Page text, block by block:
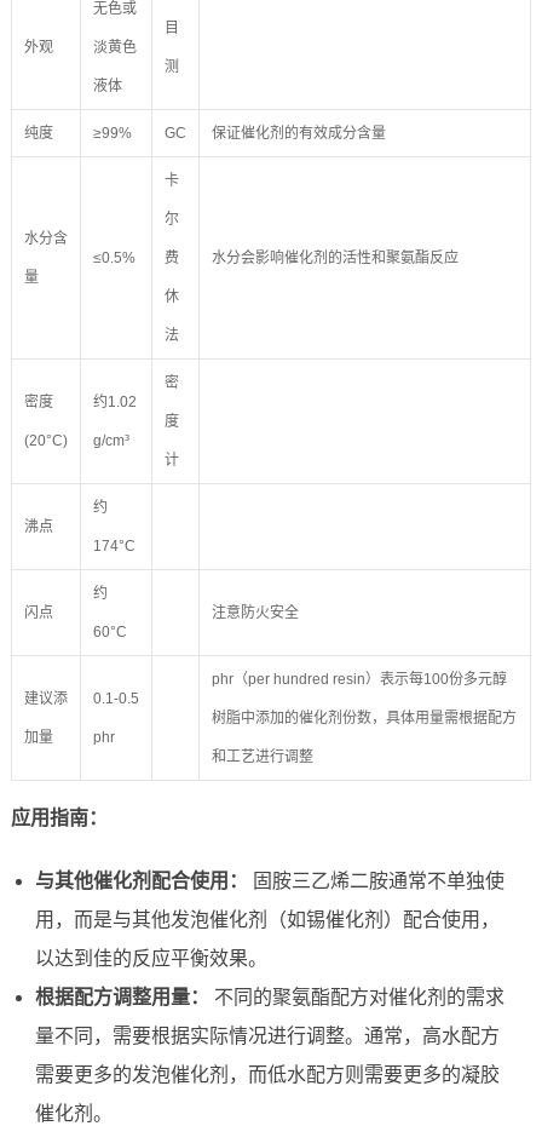
外观
无色或
淡黄色
液体
目
测
纯度 ≥99% GC 保证催化剂的有效成分含量
水分含
量
≤0.5%
卡
尔
费
休
法
水分会影响催化剂的活性和聚氨酯反应
密度
(20°C)
约1.02
g/cm³
密
度
计
沸点
约
174°C
闪点
约
60°C
注意防火安全
建议添
加量
0.1-0.5
phr
phr（per hundred resin）表示每100份多元醇
树脂中添加的催化剂份数，具体用量需根据配方
和工艺进行调整
应用指南：
与其他催化剂配合使用：
固胺三乙烯二胺通常不单独使
用，而是与其他发泡催化剂（如锡催化剂）配合使用，
以达到佳的反应平衡效果。
根据配方调整用量：
不同的聚氨酯配方对催化剂的需求
量不同，需要根据实际情况进行调整。通常，高水配方
需要更多的发泡催化剂，而低水配方则需要更多的凝胶
催化剂。